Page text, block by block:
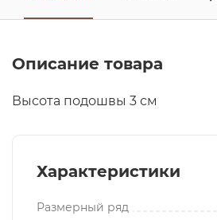
Описание товара
Высота подошвы 3 см
Характеристики
Размерный ряд